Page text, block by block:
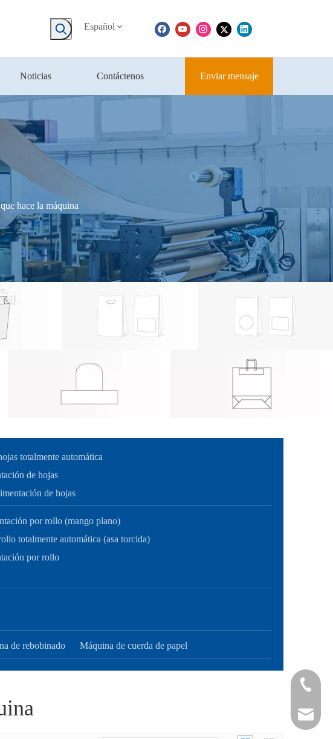
Español
Noticias Contáctenos Enviar mensaje
hace la máquina
totalmente automática
de hojas
de hojas
por rollo (mango plano)
totalmente automática (asa torcida)
por rollo
de rebobinado Máquina de cuerda de papel
+ 86-21-
+ 86-21-